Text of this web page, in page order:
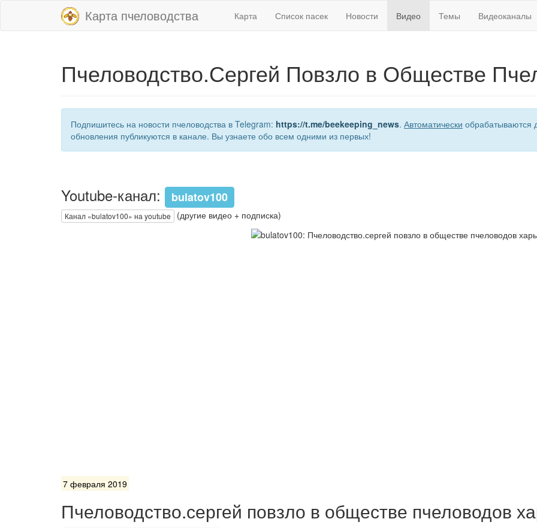
Карта пчеловодства Карта Список пасек Новости Видео Темы Видеоканалы
Пчеловодство.Сергей Повзло в Обществе
Подпишитесь на новости пчеловодства в Telegram: https://t.me/beekeeping_news. Автоматически обрабатываются
обновления публикуются в канале. Вы узнаете обо всем одними из первых!
Youtube-канал: bulatov100
Канал «bulatov100» на youtube (другие видео + подписка)
7 февраля 2019
Пчеловодство.сергей повзло в обществе пчеловодов